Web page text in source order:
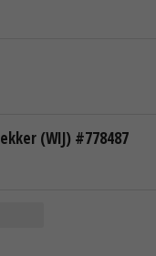
(WIJ) #778487